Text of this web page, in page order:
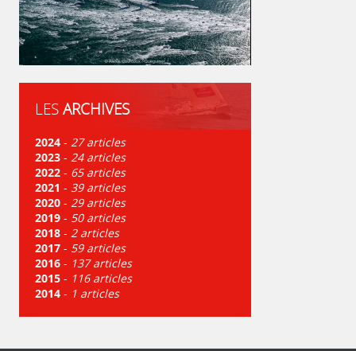
LES ARCHIVES
2024 - 27 articles
2023 - 24 articles
2022 - 65 articles
2021 - 39 articles
2020 - 29 articles
2019 - 50 articles
2018 - 2 articles
2017 - 59 articles
2016 - 137 articles
2015 - 116 articles
2014 - 1 articles